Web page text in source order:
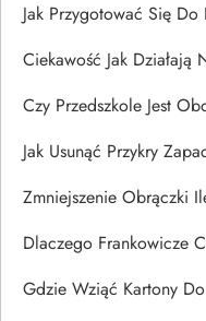
Jak Przygotować Się
Ciekawość Jak Działają
Czy Przedszkole Jest
Jak Usunąć Przykry
Zmniejszenie Obrączki
Dlaczego Frankowicze
Gdzie Wziąć Kartony